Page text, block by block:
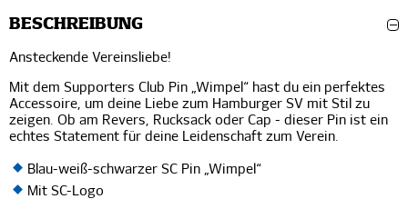
BESCHREIBUNG
Ansteckende Vereinsliebe!
Mit dem Supporters Club Pin „Wimpel“ hast du ein perfektes
Accessoire, um deine Liebe zum Hamburger SV mit Stil zu
zeigen. Ob am Revers, Rucksack oder Cap - dieser Pin ist ein
echtes Statement für deine Leidenschaft zum Verein.
Blau-weiß-schwarzer SC Pin „Wimpel“
Mit SC-Logo